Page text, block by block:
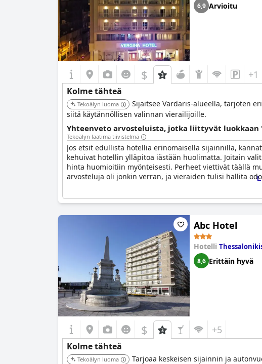
6,9 Arvioitu
$ +1
Kolme tähteä
Tekoälyn luoma
Sijaitsee Vardaris-alueella, tarjoten
siitä käytännöllisen valinnan vierailijoille.
Yhteenveto arvosteluista, jotka liittyvät luokkaan
Tekoälyn laatima tiivistelmä
Jos etsit edullista hotellia erinomaisella sijainnilla,
kehuivat hotellin ylläpitoa iästään huolimatta. Joitain
hinta huomioitiin myönteisesti. Perheet viettivät täällä
arvosteluja oli jonkin verran, ja vieraiden tulisi hallita
Abc Hotel
Hotelli
8,6 Erittäin hyvä
$ +5
Kolme tähteä
Tekoälyn luoma Tarjoaa keskeisen sijainnin ja